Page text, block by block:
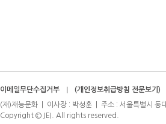
이메일무단수집거부 (개인정보취급방침 전문보기)
(재)재능문화 | 이사장 : 박성훈 | 주소 : 서울특별시
Copyright © JEI. All rights reserved.